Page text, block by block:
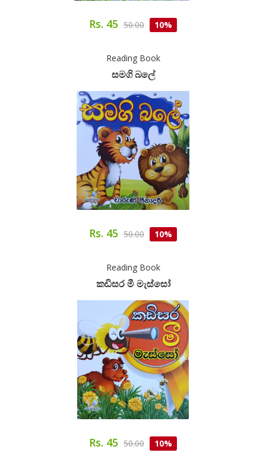
Rs. 45 50.00 10%
Reading Book
සමගි බලේ
Rs. 45 50.00 10%
Reading Book
කඩිසර මී මැස්සෝ
Rs. 45 50.00 10%